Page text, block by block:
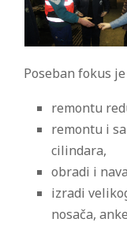
Poseban fokus je
remontu
remontu i
cilindara,
obradi i
izradi
nosača,